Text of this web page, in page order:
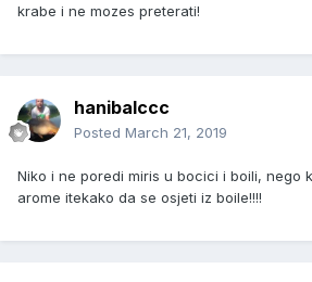
krabe i ne mozes preterati!
hanibalccc
Posted March 21, 2019
Niko i ne poredi miris u bocici i boili, nego
arome itekako da se osjeti iz boile!!!!